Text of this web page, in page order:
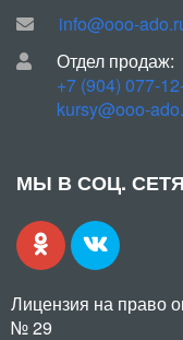
info@ooo-
Отдел продаж:
+7 (904) 077-
kursy@ooo-
МЫ В СОЦ.
Лицензия на право
№ 29